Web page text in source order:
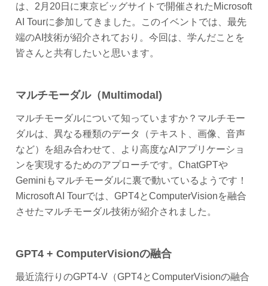
は、2月20日に東京ビッグサイトで開催されたMicrosoft
AI Tourに参加してきました。このイベントでは、最先
端のAI技術が紹介されており。今回は、学んだことを
皆さんと共有したいと思います。
マルチモーダル（Multimodal)
マルチモーダルについて知っていますか？マルチモー
ダルは、異なる種類のデータ（テキスト、画像、音声
など）を組み合わせて、より高度なAIアプリケーショ
ンを実現するためのアプローチです。ChatGPTや
Geminiもマルチモーダルに裏で動いているようです！
Microsoft AI Tourでは、GPT4とComputerVisionを融合
させたマルチモーダル技術が紹介されました。
GPT4 + ComputerVisionの融合
最近流行りのGPT4-V（GPT4とComputerVisionの融合